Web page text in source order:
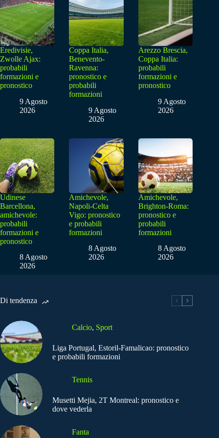
Eredivisie,
Zwolle Ajax:
probabili
formazioni e
pronostico
9 Agosto
2026
Coppa Italia,
Benevento-
Ravenna:
pronostico e
probabili
formazioni
9 Agosto
2026
Arezzo Brescia,
Coppa Italia:
probabili
formazioni e
pronostico
9 Agosto
2026
Udinese
Barcellona,
amichevole:
probabili
formazioni e
pronostico
8 Agosto
2026
Amichevole,
Napoli-Celta
Vigo: pronostico
e probabili
formazioni
8 Agosto
2026
Amichevole,
Brighton-Roma:
pronostico e
probabili
formazioni
8 Agosto
2026
Di tendenza
Calcio, Sport
Liga Portugal, Estoril-Famalicao: pronostico
e probabili formazioni
Tennis
Musetti Mejia, 2T Montreal: pronostico e
dove vederla
Fanta